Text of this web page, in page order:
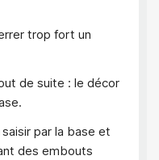
trop fort un
de suite : le décor
par la base et
des embouts